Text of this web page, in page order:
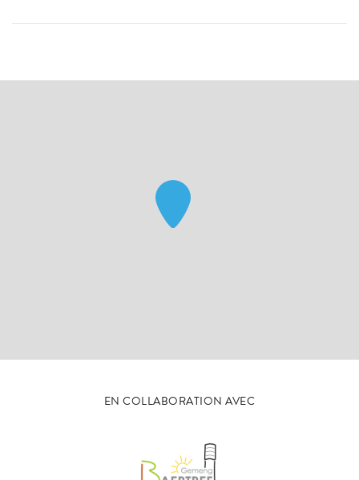
EN COLLABORATION AVEC